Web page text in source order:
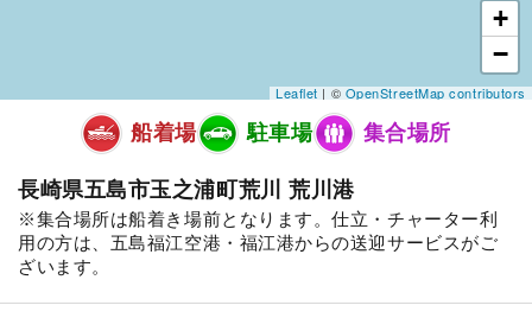
+
−
Leaflet| ©OpenStreetMap contributors
船着場 駐車場 集合場所
長崎県五島市玉之浦町荒川 荒川港
集合場所は船着き場前となります。仕立・チャーター利
用の方は、五島福江空港・福江港からの送迎サービスがご
ざいます。